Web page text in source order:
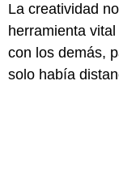
La creatividad
herramienta
con los demás,
solo había